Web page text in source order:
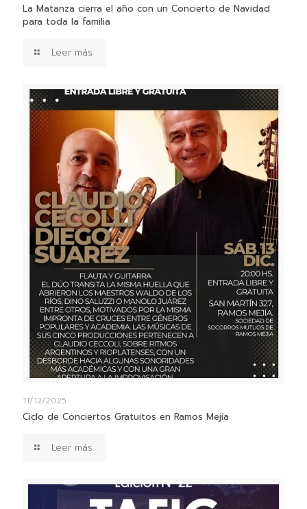
La Matanza cierra el año con un Concierto de Navidad
para toda la familia
Leer más
11/12/2025
Ciclo de Conciertos Gratuitos en Ramos Mejía
Leer más